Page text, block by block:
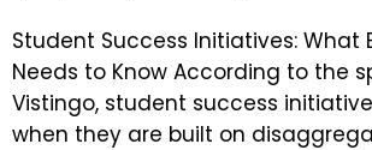
Student Success Initiatives: What
Needs to Know According to the
Vistingo, student success
when they are built on